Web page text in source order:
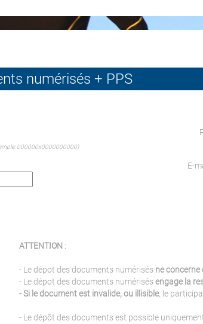
numérisés + PPS
000000x0000000000)
E-
ATTENTION :
- Le dépot des documents numérisés ne
- Le dépot des documents numérisésengage la
- Si le document est invalide, ou illisible, le
- Le dépôt des documents est possible